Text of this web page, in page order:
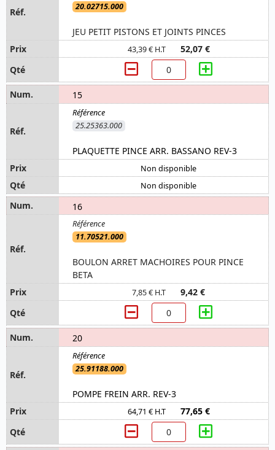
20.02715.000
JEU PETIT PISTONS ET JOINTS PINCES
43,39 € H.T 52,07 €
15
25.25363.000
PLAQUETTE PINCE ARR. BASSANO REV-3
Non disponible
Non disponible
16
11.70521.000
BOULON ARRET MACHOIRES POUR PINCE
BETA
7,85 € H.T 9,42 €
20
25.91188.000
POMPE FREIN ARR. REV-3
64,71 € H.T 77,65 €